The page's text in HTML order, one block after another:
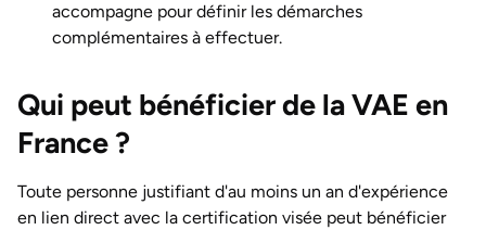
accompagne pour définir les démarches
complémentaires à effectuer.
Qui peut bénéficier de la VAE en
France ?
Toute personne justifiant d'au moins un an d'expérience
en lien direct avec la certification visée peut bénéficier